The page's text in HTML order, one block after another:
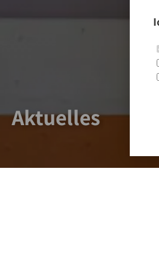
Aktuelles